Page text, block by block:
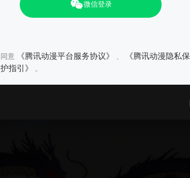
微信登录
同意 《腾讯动漫平台服务协议》
《腾讯动漫隐私保
护指引》
。